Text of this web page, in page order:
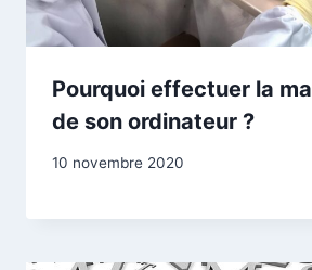
Pourquoi effectuer la
de son ordinateur ?
10 novembre 2020